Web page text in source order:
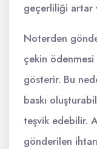
geçerliliği artar
Noterden
çekin ödenmesi
gösterir. Bu
baskı
teşvik edebilir.
gönderilen